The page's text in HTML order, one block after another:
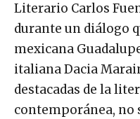
Literario Carlos
durante un diálogo
mexicana
italiana Dacia
destacadas de la
contemporánea, no